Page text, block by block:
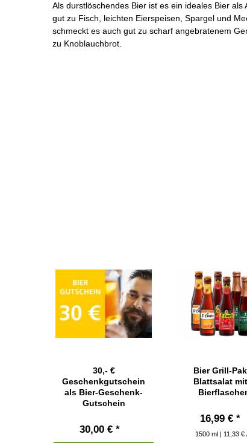
Als durstlöschendes Bier ist es ein ideales Bier
gut zu Fisch, leichten Eierspeisen, Spargel und
schmeckt es auch gut zu scharf angebratenem
zu Knoblauchbrot.
30,- €
Geschenkgutschein
als Bier-Geschenk-
Gutschein
30,00 € *
Bier Grill-
Blattsalat
16,99 € *
1500 ml | 11,33 €